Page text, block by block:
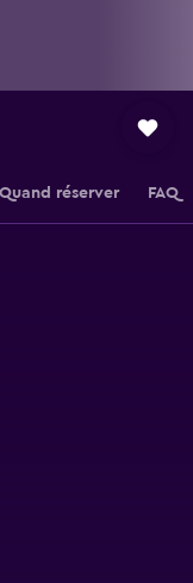
Quand réserver FAQ